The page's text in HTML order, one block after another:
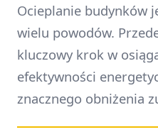
Ocieplanie budynków
wielu powodów.
kluczowy krok w
efektywności
znacznego obniżenia